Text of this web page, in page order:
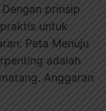
prinsip
untuk
Peta Menuju
adalah
Anggaran